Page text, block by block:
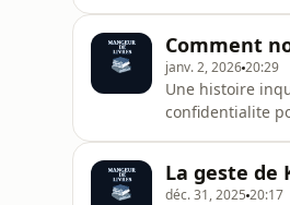
Comment
janv. 2, 202620:29
Une histoire
confidentialite
La geste de
déc. 31, 2025 20:17